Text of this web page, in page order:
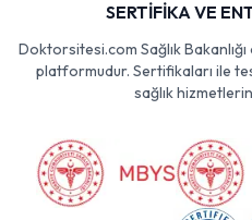
SERTİFİKA VE
Doktorsitesi.com Sağlık
platformudur. Sertifikaları ile
sağlık